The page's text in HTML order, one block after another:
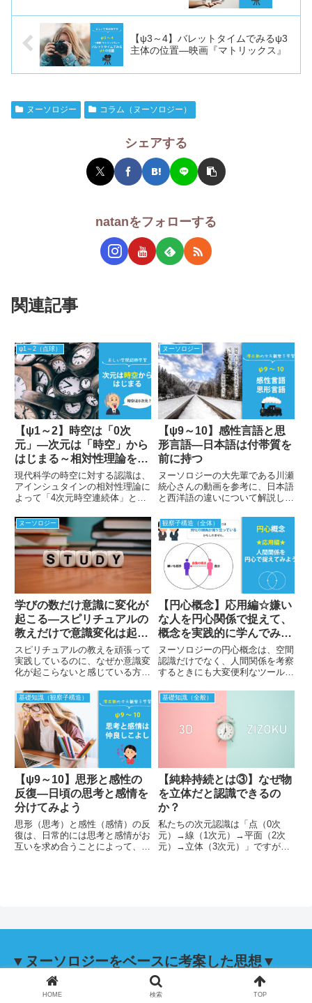
【ψ3～4】バレットタイムでみるψ3
主体の位置―映画『マトリックス』
ヌーソロジー コラム（ヌーソロジー）
シェアする
natanをフォローする
関連記事
ψ1～2（点球）
【ψ1～2】時空は「0次
元」―次元は「時空」から
はじまる～相対性理論をヌ
ーソロジーが一刀両断！～
現代科学の時空に対する認識は、
アインシュタインの相対性理論に
よって「4次元時空連続体」とし
ソロジーでは、「次元は時空から
はじまっている」といいます。私
たちの誤った時空間を生みだす原
因になっているものは「モノ」の
存在。ヌーソロジーは相対性理論
ヌーソロジー
【ψ9～10】感性言語と思
形言語―日本語は付帯質を
前に持つ
ヌーソロジーの大先輩である川瀬
統心さんの動画を参考に、日本語
と西洋語の違いについて解説しま
付帯質を前に持つといわれてい
て、主語がなく空間そのものとし
て語る性質があります。日本語が
執拗に守ろうとしている精神、そ
れこそがヌーソロジーが切り拓い
ていこうとする進化の方向性で
す。
ヌーソロジー
学びの数だけ意識に変化が
起こる―スピリチュアルの
教えだけで意識変化は起こ
らない
スピリチュアルの教えを頑張って
実践しているのに、なぜか意識変
化が起こらないと感じている方も
その理由は「教え」はただの「答
え」であり、人はその答えになろ
うとするから。大切なのは答えに
なろうとすることではなく、その
答えになれない自分を「思考する
こと」です。
観察子構造（全体）
【円心概念】応用編☆嫌い
な人を円心関係で捉えて、
概念を実践的に学んでみよ
う！
ヌーソロジーの円心概念は、空間
認識だけでなく、人間関係を考察
するときにも大変便利なツールで
いる状況は、自分と相手との間に
「対化の関係性」が成り立ってい
ます。その様子を円心概念で整理
しながら、実践的に概念を学んで
基礎知識（観察子構造）
【ψ9～10】思形と感性の
反復―日頃の思考と感情を
分けてみよう
思形（思考）と感性（感情）の反
復は、日常的には思考と感情がお
互いを求め合うことによって、そ
基礎知識（全般）
【純粋持続とは③】なぜ物
を立体だと認識できるの
か？
私たちの次元認識は「点（0次
元）→線（1次元）→平面（2次
元）→立体（3次元）」ですが、
▼ヌーソロジーをベースに考案した思想▼
HOME 検索 TOP